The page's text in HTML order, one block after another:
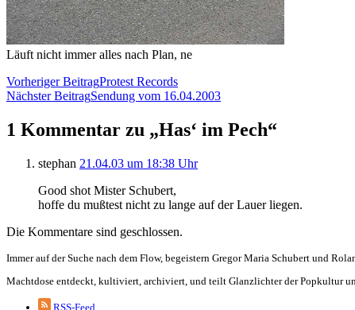
Läuft nicht immer alles nach Plan, ne
Vorheriger BeitragProtest Records
Nächster BeitragSendung vom 16.04.2003
1 Kommentar zu „Has‘ im Pech“
stephan 21.04.03 um 18:38 Uhr
Good shot Mister Schubert,
hoffe du mußtest nicht zu lange auf der Lauer liegen.
Die Kommentare sind geschlossen.
Immer auf der Suche nach dem Flow, begeistern Gregor Maria Schubert und
Machtdose entdeckt, kultiviert, archiviert, und teilt Glanzlichter der Popkultur
RSS-Feed